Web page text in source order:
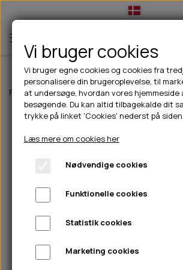
TIL HUND
💧FODER- VANDSKÅLE
CHICOPEE
GODBIDSTASKE
HALSBÅND
🦴 GODBIDDER & SNACKS
🍖 SMAGSVARIANTER
🎾 LEGETØJ
TÆNDER, ØRE, ØJE, POTER &
🐾 UDSTYR & KOMFORT
TIL HUNDEEJER
DRIKKEFLASKER/
HUER OG VANTER
PINEWOOD SALES
TIL KAT
TILBUD
NYHEDER
ABONNEMENT
Forside Til hunde Hundefoder PrimaDog
Vi bruger cookies
Vi bruger egne cookies og cookies fra
personalisere din brugeroplevelse, til
at undersøge, hvordan vores hjemmeside
besøgende. Du kan altid tilbagekalde dit
trykke på linket 'Cookies' nederst på siden.
Læs mere om cookies her
Nødvendige cookies
Funktionelle cookies
Statistik cookies
Marketing cookies